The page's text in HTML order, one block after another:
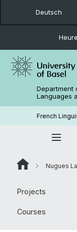
Deutsch
Department
Languages
French
Nugues
Projects
Courses